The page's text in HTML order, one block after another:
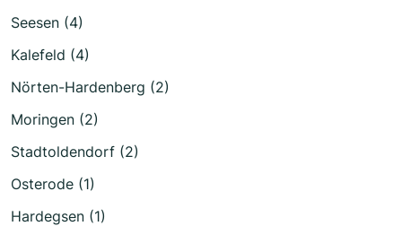
Seesen (4)
Kalefeld (4)
Nörten-Hardenberg (2)
Moringen (2)
Stadtoldendorf (2)
Osterode (1)
Hardegsen (1)